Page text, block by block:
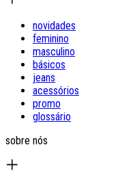
novidades
feminino
masculino
básicos
jeans
acessórios
promo
glossário
sobre nós